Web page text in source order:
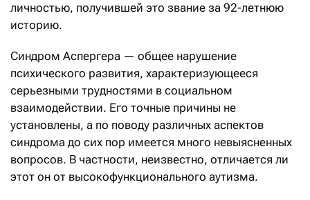
личностью, получившей это звание за 92-летнюю
историю.
Синдром Аспергера — общее нарушение
психического развития, характеризующееся
серьезными трудностями в социальном
взаимодействии. Его точные причины не
установлены, а по поводу различных аспектов
синдрома до сих пор имеется много невыясненных
вопросов. В частности, неизвестно, отличается ли
этот он от высокофункционального аутизма.